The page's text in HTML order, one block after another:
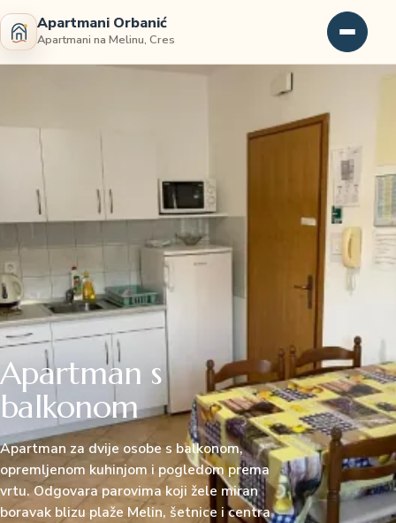
Apartmani Orbanić
Apartmani na Melinu, Cres
Apartman s
balkonom
Apartman za dvije osobe s balkonom,
opremljenom kuhinjom i pogledom prema
vrtu. Odgovara parovima koji žele miran
boravak blizu plaže Melin, šetnice i centra